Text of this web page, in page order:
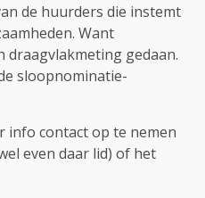
de huurders die instemt
Want
draagvlakmeting gedaan.
sloopnominatie-
info contact op te nemen
even daar lid) of het